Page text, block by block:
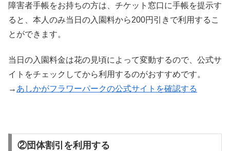
障害者手帳をお持ちの方は、チケット窓口に手帳を提示す
ると、本人のみ当日の入園料から200円引きで利用するこ
とができます。
当日の入園料金は花の見頃によって変動するので、公式サ
イトをチェックしてから利用するのがおすすめです。
→ あしかがフラワーパークの公式サイトを確認する
②団体割引を利用する